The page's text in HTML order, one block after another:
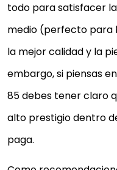
todo para satisfacer
medio (perfecto para
la mejor calidad y la
embargo, si piensas
85 debes tener claro
alto prestigio dentro
paga.